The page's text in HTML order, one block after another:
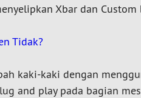
Xbar dan
Tidak?
kaki-kaki dengan
and play pada bagian